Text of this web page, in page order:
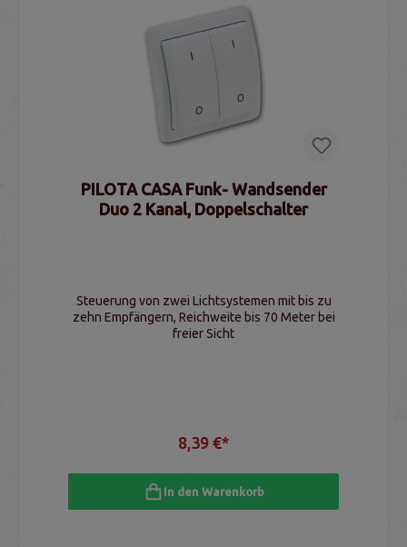
PILOTA CASA Funk- Wandsender
Duo 2 Kanal, Doppelschalter
Steuerung von zwei Lichtsystemen mit bis zu
zehn Empfängern, Reichweite bis 70 Meter bei
freier Sicht
8,39 €*
In den Warenkorb